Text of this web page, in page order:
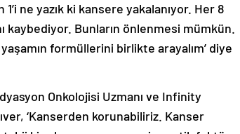
ne yazık ki kansere yakalanıyor. Her 8
kaybediyor. Bunların önlenmesi mümkün.
formüllerini birlikte arayalım’ diye
Onkolojisi Uzmanı ve Infinity
‘Kanserden korunabiliriz. Kanser